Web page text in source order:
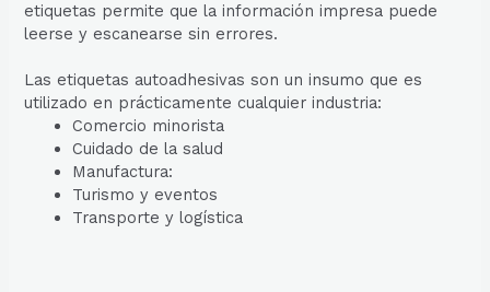
etiquetas permite que la información impresa puede
leerse y escanearse sin errores.
Las etiquetas autoadhesivas son un insumo que es
utilizado en prácticamente cualquier industria:
Comercio minorista
Cuidado de la salud
Manufactura:
Turismo y eventos
Transporte y logística